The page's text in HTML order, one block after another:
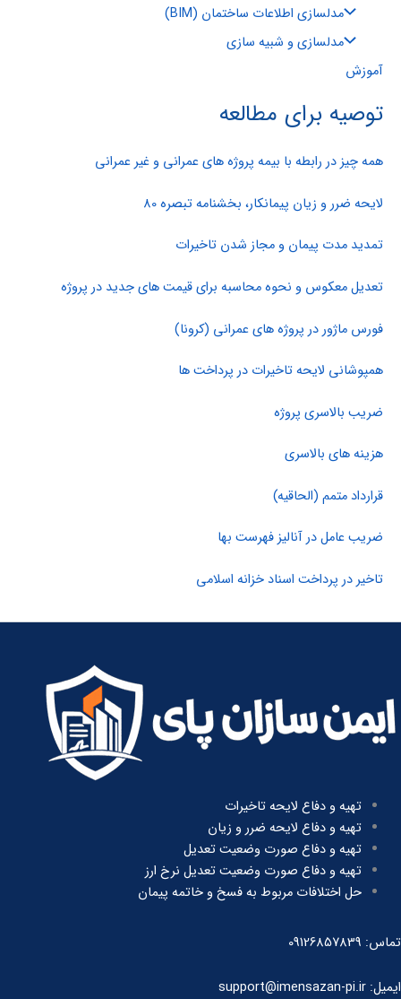
مدلسازی اطلاعات ساختمان (BIM)
مدلسازی و شبیه سازی
آموزش
توصیه برای مطالعه
همه چیز در رابطه با بیمه پروژه های عمرانی و غیر عمرانی
لایحه ضرر و زیان پیمانکار، بخشنامه تبصره 80
تمدید مدت پیمان و مجاز شدن تاخیرات
تعدیل معکوس و نحوه محاسبه برای قیمت های جدید در پروژه
فورس ماژور در پروژه های عمرانی (کرونا)
همپوشانی لایحه تاخیرات در پرداخت ها
ضریب بالاسری پروژه
هزینه های بالاسری
قرارداد متمم (الحاقیه)
ضریب عامل در آنالیز فهرست بها
تاخیر در پرداخت اسناد خزانه اسلامی
تهیه و دفاع لایحه تاخیرات
تهیه و دفاع لایحه ضرر و زیان
تهیه و دفاع صورت وضعیت تعدیل
تهیه و دفاع صورت وضعیت تعدیل نرخ ارز
حل اختلافات مربوط به فسخ و خاتمه پیمان
تماس: 09126857839
ایمیل: support@imensazan-pi.ir